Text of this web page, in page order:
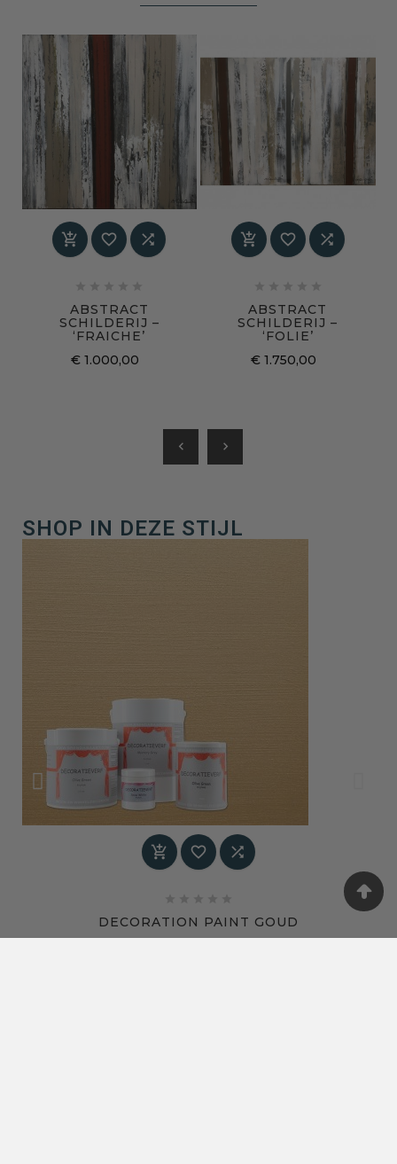
  
ABSTRACT
SCHILDERIJ –
‘FRAICHE’
€ 1.000,00
  
ABSTRACT
SCHILDERIJ –
‘FOLIE’
€ 1.750,00
chevron_left chevron_right
SHOP IN DEZE STIJL
  
DECORATION PAINT GOUD